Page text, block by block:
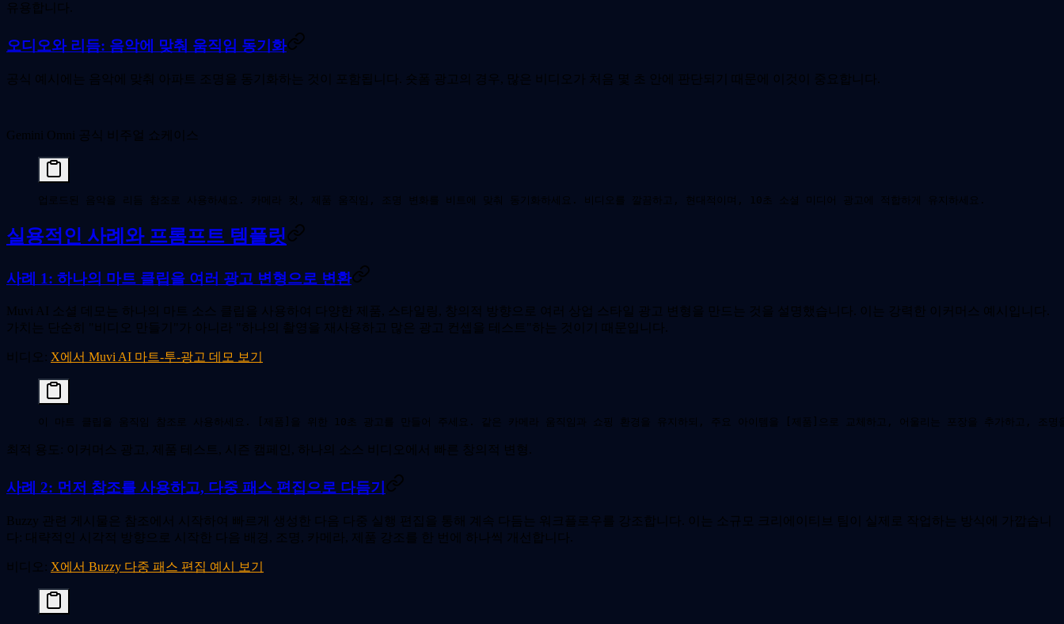
유용합니다.
오디오와 리듬: 음악에 맞춰 움직임 동기화
공식 예시에는 음악에 맞춰 아파트 조명을 동기화하는 것이 포함됩니다. 숏폼 광고의 경우, 많은 비디오가 처음 몇 초 안에 판단되기 때문에 이것이 중요합니다.
Gemini Omni 공식 비주얼 쇼케이스
업로드된 음악을 리듬 참조로 사용하세요. 카메라 컷, 제품 움직임, 조명 변화를 비트에 맞춰 동기화하세요. 비디오를 깔끔하고, 현대적이며, 10초 소셜 미디어 광고에 적합하게 유지하세요.
실용적인 사례와 프롬프트 템플릿
사례 1: 하나의 마트 클립을 여러 광고 변형으로 변환
Muvi AI 소셜 데모는 하나의 마트 소스 클립을 사용하여 다양한 제품, 스타일링, 창의적 방향으로 여러 상업 스타일 광고 변형을 만드는 것을 설명했습니다. 이는 강력한 이커머스 예시입니다.
가치는 단순히 "비디오 만들기"가 아니라 "하나의 촬영을 재사용하고 많은 광고 컨셉을 테스트"하는 것이기 때문입니다.
비디오: X에서 Muvi AI 마트-투-광고 데모 보기
이 마트 클립을 움직임 참조로 사용하세요. [제품]을 위한 10초 광고를 만들어 주세요. 같은 카메라 움직임과 쇼핑 환경을 유지하되, 주요 아이템을 [제품]으로 교체하고, 어울리는 포장을 추가하고, 조
최적 용도: 이커머스 광고, 제품 테스트, 시즌 캠페인, 하나의 소스 비디오에서 빠른 창의적 변형.
사례 2: 먼저 참조를 사용하고, 다중 패스 편집으로 다듬기
Buzzy 관련 게시물은 참조에서 시작하여 빠르게 생성한 다음 다중 실행 편집을 통해 계속 다듬는 워크플로우를 강조합니다. 이는 소규모 크리에이티브 팀이 실제로 작업하는 방식에 가깝습니
다: 대략적인 시각적 방향으로 시작한 다음 배경, 조명, 카메라, 제품 강조를 한 번에 하나씩 개선합니다.
비디오: X에서 Buzzy 다중 패스 편집 예시 보기